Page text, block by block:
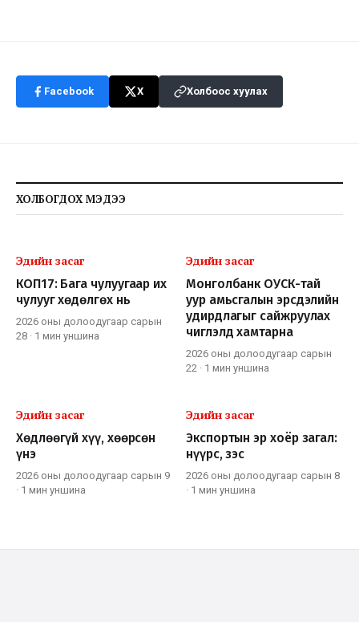
Facebook X Холбоос хуулах
ХОЛБОГДОХ МЭДЭЭ
Эдийн засаг
КОП17: Бага чулуугаар их
чулууг хөдөлгөх нь
2026 оны долоодугаар сарын
28 · 1 мин уншина
Эдийн засаг
Монголбанк ОУСК-тай
уур амьсгалын эрсдэлийн
удирдлагыг сайжруулах
чиглэлд хамтарна
2026 оны долоодугаар сарын
22 · 1 мин уншина
Эдийн засаг
Хөдлөөгүй хүү, хөөрсөн
үнэ
2026 оны долоодугаар сарын 9
· 1 мин уншина
Эдийн засаг
Экспортын эр хоёр загал:
нүүрс, зэс
2026 оны долоодугаар сарын 8
· 1 мин уншина